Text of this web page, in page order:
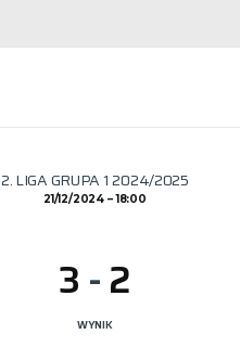
2. LIGA GRUPA 1 2024/2025
21/12/2024 18:00
3 -2
WYNIK